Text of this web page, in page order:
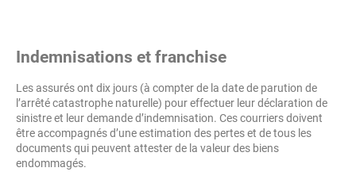
Indemnisations et franchise
Les assurés ont dix jours (à compter de la date de parution de
l’arrêté catastrophe naturelle) pour effectuer leur déclaration de
sinistre et leur demande d’indemnisation. Ces courriers doivent
être accompagnés d’une estimation des pertes et de tous les
documents qui peuvent attester de la valeur des biens
endommagés.